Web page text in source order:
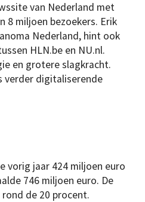
van Nederland met
8 miljoen bezoekers. Erik
Nederland, hint ook
HLN.be en NU.nl.
en grotere slagkracht.
verder digitaliserende
vorig jaar 424 miljoen euro
746 miljoen euro. De
de 20 procent.